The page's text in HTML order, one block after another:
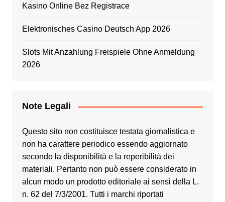
Kasino Online Bez Registrace
Elektronisches Casino Deutsch App 2026
Slots Mit Anzahlung Freispiele Ohne Anmeldung
2026
Note Legali
Questo sito non costituisce testata giornalistica e
non ha carattere periodico essendo aggiornato
secondo la disponibilità e la reperibilità dei
materiali. Pertanto non può essere considerato in
alcun modo un prodotto editoriale ai sensi della L.
n. 62 del 7/3/2001. Tutti i marchi riportati